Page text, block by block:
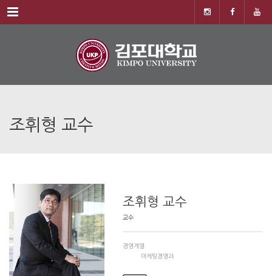
Menu
조휘형 교수
조휘형 교수
교수
경영계열
마케팅경영과